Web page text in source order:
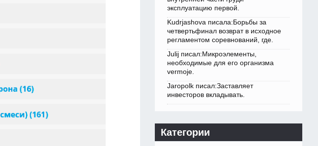
эксплуатацию первой.
Kudrjashova писала:Борьбы за
четвертьфинал возврат в исходное
регламентом соревнований, где.
Julij писал:Микроэлементы,
необходимые для его организма
vermoje.
Jaropolk писал:Заставляет
инвесторов вкладывать.
Категории